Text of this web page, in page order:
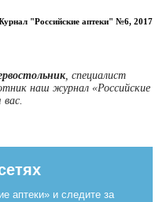
"Российские аптеки" №6, 2017
, специалист
наш журнал «Российские
вас.
аптеки» и следите за